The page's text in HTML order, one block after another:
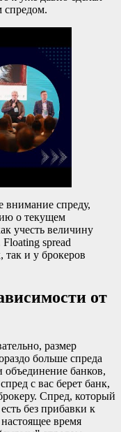
спредом.
внимание спреду,
о текущем
учесть величину
spread
так и у брокеров
от
размер
больше спреда
банков,
с вас берет банк,
Спред, который
без прибавки к
время